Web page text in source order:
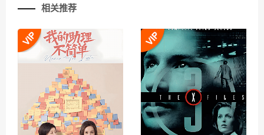
相关推荐